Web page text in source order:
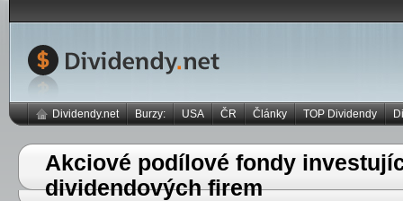
Dividendy.net Burzy: USA ČR Články TOP Dividendy
Akciové podílové fondy
dividendových firem